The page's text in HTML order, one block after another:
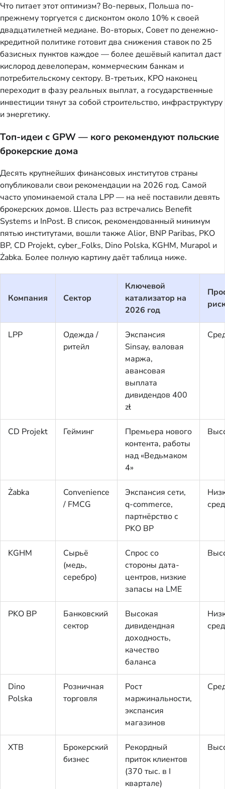
Что питает этот оптимизм? Во-первых, Польша по-
прежнему торгуется с дисконтом около 10% к своей
двадцатилетней медиане. Во-вторых, Совет по денежно-
кредитной политике готовит два снижения ставок по 25
базисных пунктов каждое — более дешёвый капитал даст
кислород девелоперам, коммерческим банкам и
потребительскому сектору. В-третьих, KPO наконец
переходит в фазу реальных выплат, а государственные
инвестиции тянут за собой строительство, инфраструктуру
и энергетику.
Топ-идеи с GPW — кого рекомендуют польские
брокерские дома
Десять крупнейших финансовых институтов страны
опубликовали свои рекомендации на 2026 год. Самой
часто упоминаемой стала LPP — на неё поставили девять
брокерских домов. Шесть раз встречались Benefit
Systems и InPost. В список, рекомендованный минимум
пятью институтами, вошли также Alior, BNP Paribas, PKO
BP, CD Projekt, cyber_Folks, Dino Polska, KGHM, Murapol и
Żabka. Более полную картину даёт таблица ниже.
Компания Сектор
Ключевой
катализатор на
2026 год
LPP
Одежда /
ритейл
Экспансия
Sinsay, валовая
маржа,
авансовая
выплата
дивидендов 400
zł
CD Projekt Гейминг
Премьера нового
контента, работы
над «Ведьмаком
4»
Żabka
Convenience
/ FMCG
Экспансия сети,
q-commerce,
партнёрство с
PKO BP
KGHM
Сырьё
(медь,
серебро)
Спрос со
стороны дата-
центров, низкие
запасы на LME
PKO BP
Банковский
сектор
Высокая
дивидендная
доходность,
качество
баланса
Dino
Polska
Розничная
торговля
Рост
маржинальности,
экспансия
магазинов
XTB
Брокерский
бизнес
Рекордный
приток клиентов
(370 тыс. в I
квартале)